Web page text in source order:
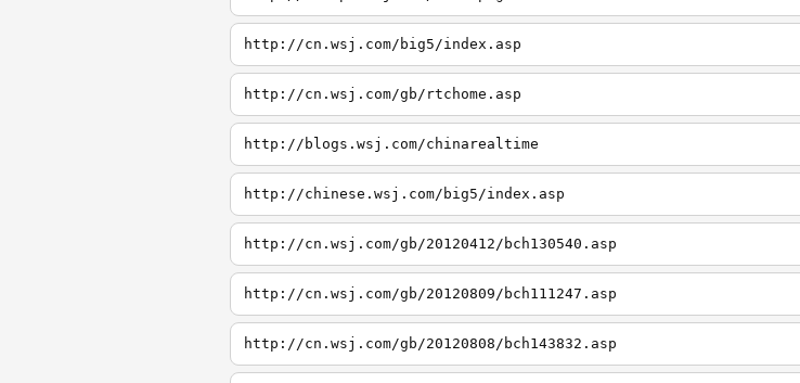
http://cn.wsj.com/big5/index.asp
http://cn.wsj.com/gb/rtchome.asp
http://blogs.wsj.com/chinarealtime
http://chinese.wsj.com/big5/index.asp
http://cn.wsj.com/gb/20120412/bch130540.asp
http://cn.wsj.com/gb/20120809/bch111247.asp
http://cn.wsj.com/gb/20120808/bch143832.asp